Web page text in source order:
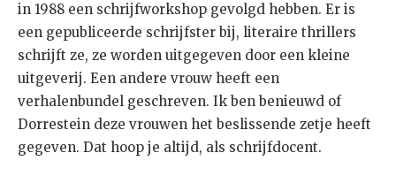
in 1988 een schrijfworkshop gevolgd hebben. Er is
een gepubliceerde schrijfster bij, literaire thrillers
schrijft ze, ze worden uitgegeven door een kleine
uitgeverij. Een andere vrouw heeft een
verhalenbundel geschreven. Ik ben benieuwd of
Dorrestein deze vrouwen het beslissende zetje heeft
gegeven. Dat hoop je altijd, als schrijfdocent.